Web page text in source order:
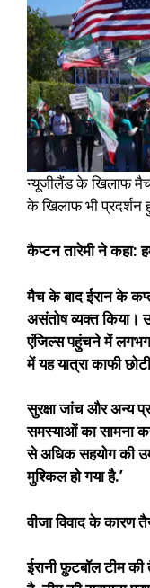
न्यूजीलैंड के खिलाफ
के खिलाफ भी प्रदर्शन
कैप्टन तारेमी ने कहा:
मैच के बाद ईरान के
असंतोष व्यक्त किया।
एंजिल्स पहुंचने में लगभग
में यह यात्रा काफी
सुरक्षा जांच और अन्य
समस्याओं का सामना
से अधिक सहयोग की
मुश्किल हो गया है.’
वीजा विवाद के कारण
ईरानी फ़ुटबॉल टीम